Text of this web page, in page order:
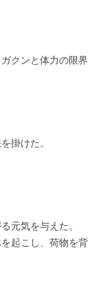
クンと体力の限界
掛けた。
元気を与えた。
起こし、荷物を背